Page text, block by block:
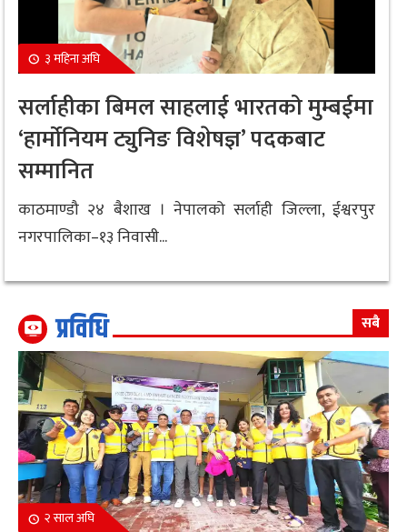
३ महिना अघि
सर्लाहीका बिमल साहलाई भारतको मुम्बईमा
‘हार्मोनियम ट्युनिङ विशेषज्ञ’ पदकबाट
सम्मानित
काठमाण्डौ २४ बैशाख । नेपालको सर्लाही जिल्ला, ईश्वरपुर
नगरपालिका–१३ निवासी...
प्रविधि सबै
२ साल अघि